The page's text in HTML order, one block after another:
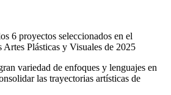
6 proyectos seleccionados en el
Artes Plásticas y Visuales de 2025
variedad de enfoques y lenguajes en
las trayectorias artísticas de